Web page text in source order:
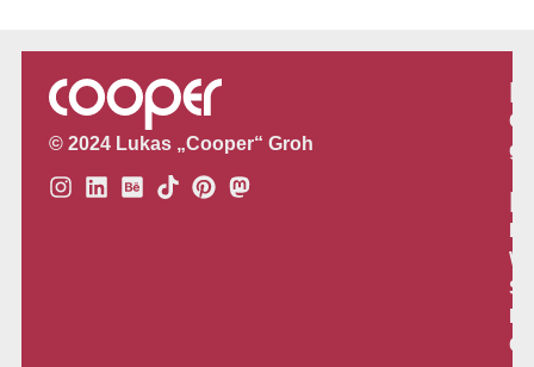
© 2024 Lukas „Cooper“ Groh